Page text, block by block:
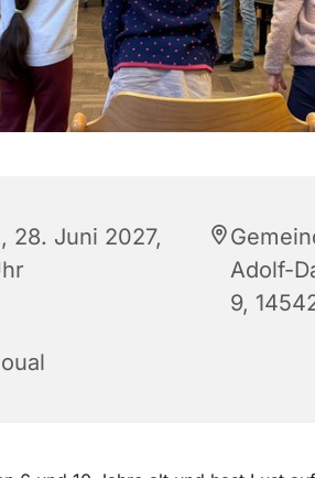
28. Juni 2027,
Adolf-
9,